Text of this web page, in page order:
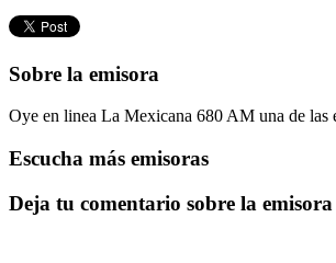
Sobre la emisora
Oye en linea La Mexicana 680 AM una de las
Escucha más emisoras
Deja tu comentario sobre la emisora